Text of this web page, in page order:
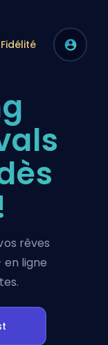
Fidélité
rêves
ligne